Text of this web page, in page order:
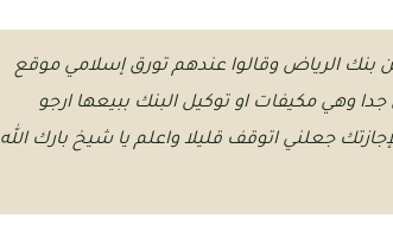
الرياض وقالوا عندهم تورق إسلامي موقع
وهي مكيفات او توكيل البنك ببيعها ارجو
جعلني اتوقف قليلا واعلم يا شيخ بارك الله